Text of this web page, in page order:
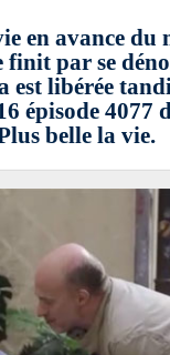
en avance
par se
est libérée
épisode 4077
belle la vie.